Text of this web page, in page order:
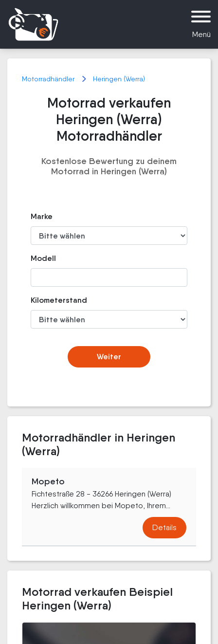
Menü
Motorradhändler Heringen (Werra)
Motorrad verkaufen
Heringen (Werra)
Motorradhändler
Kostenlose Bewertung zu deinem
Motorrad in Heringen (Werra)
Marke
Modell
Kilometerstand
Weiter
Motorradhändler in Heringen
(Werra)
Mopeto
Fichtestraße 28 - 36266 Heringen (Werra)
Herzlich willkommen bei Mopeto, Ihrem...
Details
Motorrad verkaufen Beispiel
Heringen (Werra)